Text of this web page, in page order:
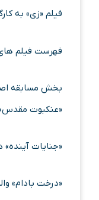
فیلم «زی» به
فهرست فیلم
بخش مسابقه
«عنکبوت
«جنایات آینده»
«درخت بادام»